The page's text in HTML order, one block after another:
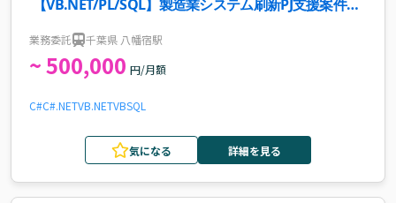
【VB.NET/PL/SQL】製造業システム刷新PJ支援案件・
業務委託 千葉県 八幡宿駅
~ 500,000 円/月額
C#C#.NETVB.NETVBSQL
気になる 詳細を見る